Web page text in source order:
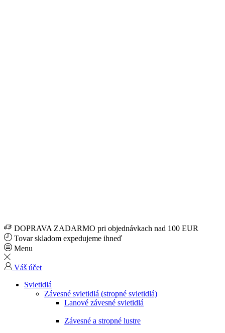
DOPRAVA ZADARMO pri objednávkach nad 100 EUR
Tovar skladom expedujeme ihneď
Menu
Váš účet
Svietidlá
Závesné svietidlá (stropné svietidlá)
Lanové závesné svietidlá
Závesné a stropné lustre